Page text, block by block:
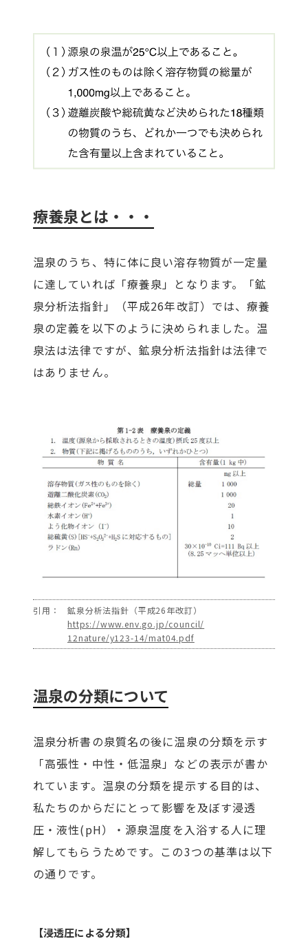
療養泉とは・・・
温泉のうち、特に体に良い溶存物質が一定量
に達していれば「療養泉」となります。「鉱
泉分析法指針」（平成26年改訂）では、療養
泉の定義を以下のように決められました。温
泉法は法律ですが、鉱泉分析法指針は法律で
はありません。
引用：
鉱泉分析法指針（平成26年改訂）
https://www.env.go.jp/council/
12nature/y123-14/mat04.pdf
温泉の分類について
温泉分析書の泉質名の後に温泉の分類を示す
「高張性・中性・低温泉」などの表示が書か
れています。温泉の分類を提示する目的は、
私たちのからだにとって影響を及ぼす浸透
圧・液性(pH）・源泉温度を入浴する人に理
解してもらうためです。この3つの基準は以下
の通りです。
【浸透圧による分類】